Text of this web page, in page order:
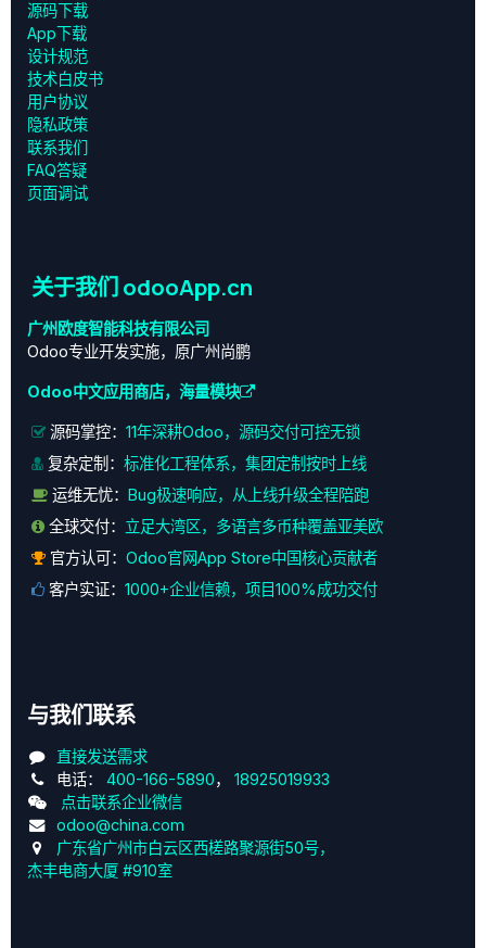
源码下载
App下载
设计规范
技术白皮书
用户协议
‎隐私政策‎
联系我们
FAQ答疑
页面调试
关于我们 odooApp.cn
广州欧度智能科技有限公司
Odoo专业开发实施，原广州尚鹏
Odoo中文应用商店，海量模块
源码掌控： 11年深耕Odoo，源码交付可控无锁
复杂定制： 标准化工程体系，集团定制按时上线
运维无忧：
Bug极速响应，从上线升级全程陪跑
全球交付： 立足大湾区，多语言多币种覆盖亚美欧
官方认可： Odoo官网App Store中国核心贡献者
客户实证： 1000+企业信赖，项目100%成功交付
与我们联系
直接发送需求
电话： 400-166-5890， 18925019933
点击联系企业微信
odoo@china.com
广东省广州市白云区西槎路聚源街50号，
杰丰电商大厦 #910室